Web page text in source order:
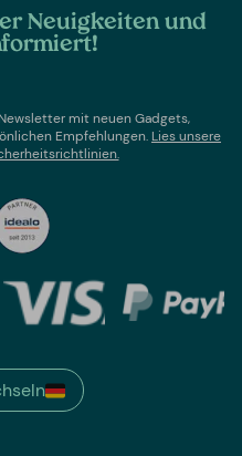
Neuigkeiten und
mit neuen Gadgets,
Empfehlungen. Lies unsere